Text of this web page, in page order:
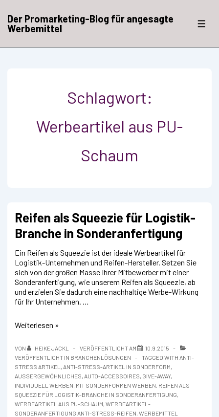
Zum
InhaltDer Promarketing-Blog für angesagte
Werbemittel
Schlagwort:
Werbeartikel aus PU-
Schaum
Reifen als Squeezie für Logistik-
Branche in Sonderanfertigung
Ein Reifen als Squeezie ist der ideale Werbeartikel für
Logistik-Unternehmen und Reifen-Hersteller. Setzen Sie
sich von der großen Masse Ihrer Mitbewerber mit einer
Sonderanfertigung, wie unserem Reifen als Squeezie, ab
und erzielen Sie dadurch eine nachhaltige Werbe-Wirkung
für Ihr Unternehmen. …
Reifen
Squeezie
für
Logistik-
Branche
in
Sonderanfertigung
Weiterlesen »
VON HEIKE JACKL VERÖFFENTLICHT AM
10.9.2015
VERÖFFENTLICHT IN BRANCHENLÖSUNGEN TAGGED WITH ANTI-
STRESS ARTIKEL , ANTI-STRESS-ARTIKEL IN SONDERFORM,
AUSSERGEWÖHNLICHES
, AUTO-ACCESSOIRES, GIVE-AWAY,
INDIVIDUELL WERBEN, MIT SONDERFORMEN WERBEN, REIFEN ALS
SQUEEZIE FÜR LOGISTIK-BRANCHE IN SONDERANFERTIGUNG,
WERBEARTIKEL AUS PU-SCHAUM, WERBEARTIKEL-
SONDERANFERTIGUNG ANTI-STRESS-REIFEN, WERBEMITTEL